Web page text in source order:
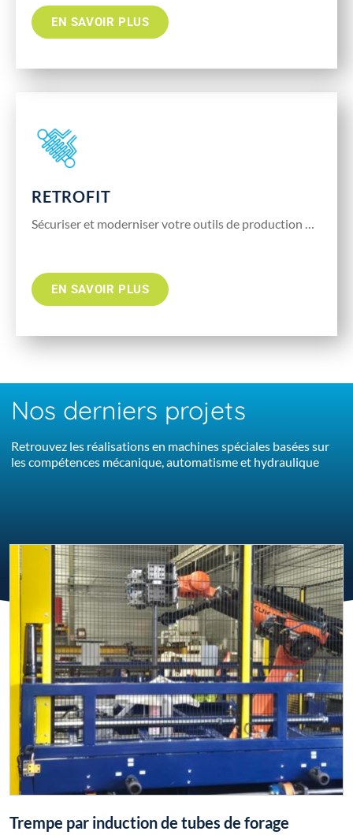
EN SAVOIR PLUS
RETROFIT
Sécuriser et moderniser votre outils de production …
EN SAVOIR PLUS
Nos derniers projets
Retrouvez les réalisations en machines spéciales basées sur
les compétences mécanique, automatisme et hydraulique
Trempe par induction de tubes de forage